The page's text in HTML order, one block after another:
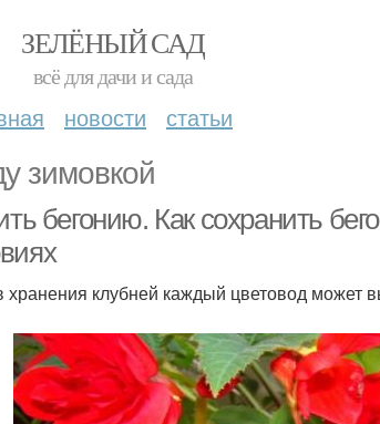
ЗЕЛЁНЫЙ САД
всё для дачи и сада
новости статьи
зимовкой
бегонию. Как сохранить
хранения клубней каждый цветовод может